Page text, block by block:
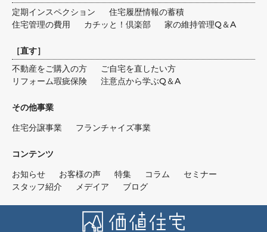
定期インスペクション
住宅履歴情報の蓄積
住宅管理の費用
カチッと！倶楽部 家の維持管理Q＆A
［直す］
不動産をご購入の方
ご自宅を直したい方
リフォーム瑕疵保険
注意点から学ぶQ＆A
その他事業
住宅分譲事業
フランチャイズ事業
コンテンツ
お知らせ
お客様の声 特集 コラム
セミナー
スタッフ紹介
メデイア ブログ